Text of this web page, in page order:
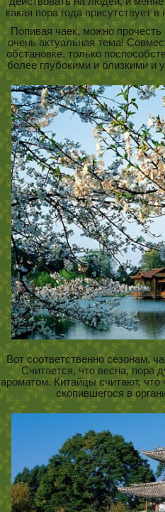
какая пора года присутствует
Попивая чаек, можно
очень актуальная тема!
обстановке, только
более глубокими и близкими и
Вот соответственно сезонам,
Считается, что весна,
ароматом. Китайцы считают, что
скопившегося в